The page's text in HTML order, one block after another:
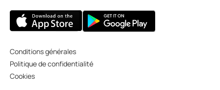
Conditions générales
Politique de confidentialité
Cookies